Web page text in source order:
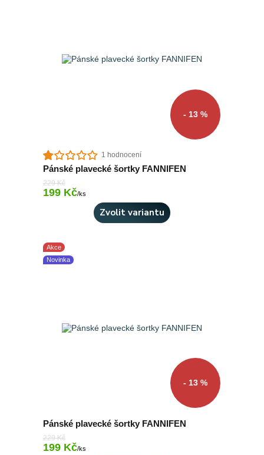
- 13 %
1 hodnocení
Pánské plavecké šortky FANNIFEN
229 Kč
199 Kč/ks
Zvolit variantu
Akce
Novinka
- 13 %
Pánské plavecké šortky FANNIFEN
229 Kč
199 Kč/ks